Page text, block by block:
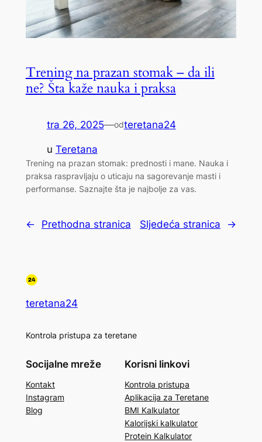
Trening na prazan stomak – da ili
ne? Šta kaže nauka i praksa
tra 26, 2025—odteretana24
u Teretana
Trening na prazan stomak: prednosti i mane. Nauka i
praksa raspravljaju o uticaju na sagorevanje masti i
performanse. Saznajte šta je najbolje za vas.
← Prethodna stranica Sljedeća stranica →
teretana24
Kontrola pristupa za teretane
Socijalne mreže
Kontakt
Instagram
Blog
Korisni linkovi
Kontrola pristupa
Aplikacija za Teretane
BMI Kalkulator
Kalorijski kalkulator
Protein Kalkulator